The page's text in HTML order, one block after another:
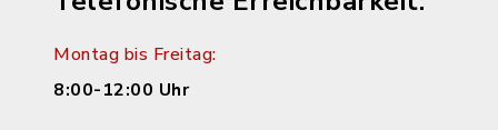
Montag bis Freitag:
8:00-12:00 Uhr